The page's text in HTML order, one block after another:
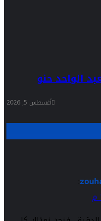
الواحد حنو
أغسطس 5, 2026
: